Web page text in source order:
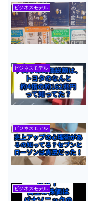
ビジネスモデル
ビジネスモデル
ビジネスモデル
ビジネスモデル